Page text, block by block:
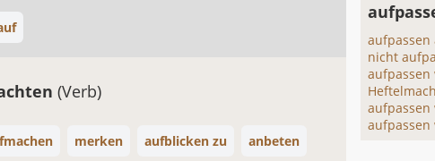
(Verb)
merken aufblicken zu anbeten
aufpassen
nicht
aufpassen
aufpassen